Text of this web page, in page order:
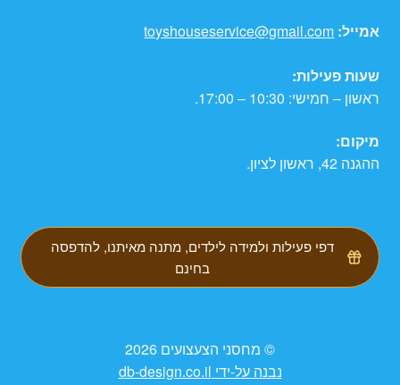
אמייל: toyshouseservice@gmail.com
שעות פעילות:
ראשון – חמישי: 10:30 – 17:00.
מיקום:
ההגנה 42, ראשון לציון.
דפי פעילות ולמידה לילדים, מתנה מאיתנו, להדפסה
בחינם
© מחסני הצעצועים 2026
נבנה על-ידי db-design.co.il